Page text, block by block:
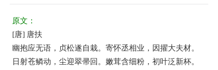
唐
唐
扶
古
诗
词:
和
兵
原文：
[唐] 唐扶
幽抱应无语，贞松遂自栽。寄怀丞相业，因擢大夫材。
日射苍鳞动，尘迎翠帚回。嫩茸含细粉，初叶泛新杯。